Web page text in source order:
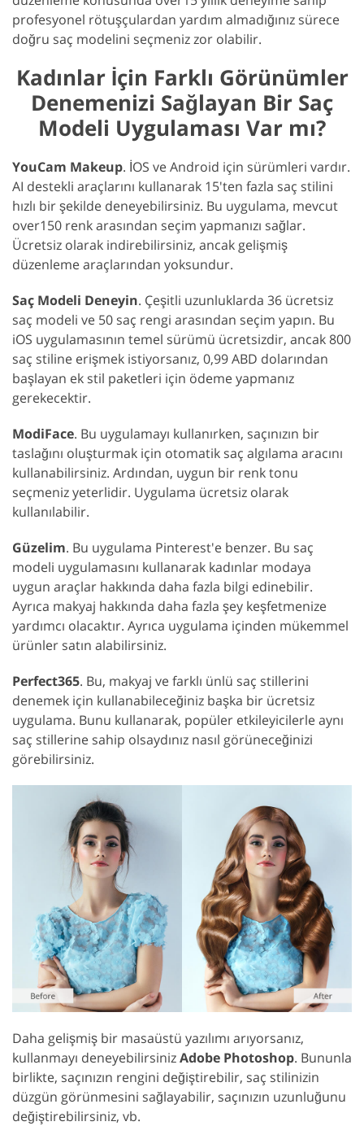
profesyonel rötuşçulardan yardım almadığınız sürece
doğru saç modelini seçmeniz zor olabilir.
Kadınlar İçin Farklı Görünümler
Denemenizi Sağlayan Bir Saç
Modeli Uygulaması Var mı?
YouCam Makeup. İOS ve Android için sürümleri vardır.
AI destekli araçlarını kullanarak 15'ten fazla saç stilini
hızlı bir şekilde deneyebilirsiniz. Bu uygulama, mevcut
over150 renk arasından seçim yapmanızı sağlar.
Ücretsiz olarak indirebilirsiniz, ancak gelişmiş
düzenleme araçlarından yoksundur.
Saç Modeli Deneyin. Çeşitli uzunluklarda 36 ücretsiz
saç modeli ve 50 saç rengi arasından seçim yapın. Bu
iOS uygulamasının temel sürümü ücretsizdir, ancak 800
saç stiline erişmek istiyorsanız, 0,99 ABD dolarından
başlayan ek stil paketleri için ödeme yapmanız
gerekecektir.
ModiFace. Bu uygulamayı kullanırken, saçınızın bir
taslağını oluşturmak için otomatik saç algılama aracını
kullanabilirsiniz. Ardından, uygun bir renk tonu
seçmeniz yeterlidir. Uygulama ücretsiz olarak
kullanılabilir.
Güzelim. Bu uygulama Pinterest'e benzer. Bu saç
modeli uygulamasını kullanarak kadınlar modaya
uygun araçlar hakkında daha fazla bilgi edinebilir.
Ayrıca makyaj hakkında daha fazla şey keşfetmenize
yardımcı olacaktır. Ayrıca uygulama içinden mükemmel
ürünler satın alabilirsiniz.
Perfect365. Bu, makyaj ve farklı ünlü saç stillerini
denemek için kullanabileceğiniz başka bir ücretsiz
uygulama. Bunu kullanarak, popüler etkileyicilerle aynı
saç stillerine sahip olsaydınız nasıl görüneceğinizi
görebilirsiniz.
Daha gelişmiş bir masaüstü yazılımı arıyorsanız,
kullanmayı deneyebilirsinizAdobe Photoshop. Bununla
birlikte, saçınızın rengini değiştirebilir, saç stilinizin
düzgün görünmesini sağlayabilir, saçınızın uzunluğunu
değiştirebilirsiniz, vb.